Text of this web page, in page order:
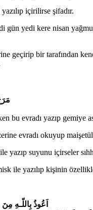
içirilirse şifadır.
yedi kere nisan
geçirip bir tarafından
bu evradı yazıp gemiye
evradı okuyup
yazıp suyunu içirseler
yazılıp kişinin özellikle
اَعُوذُ بِاللّـهِ